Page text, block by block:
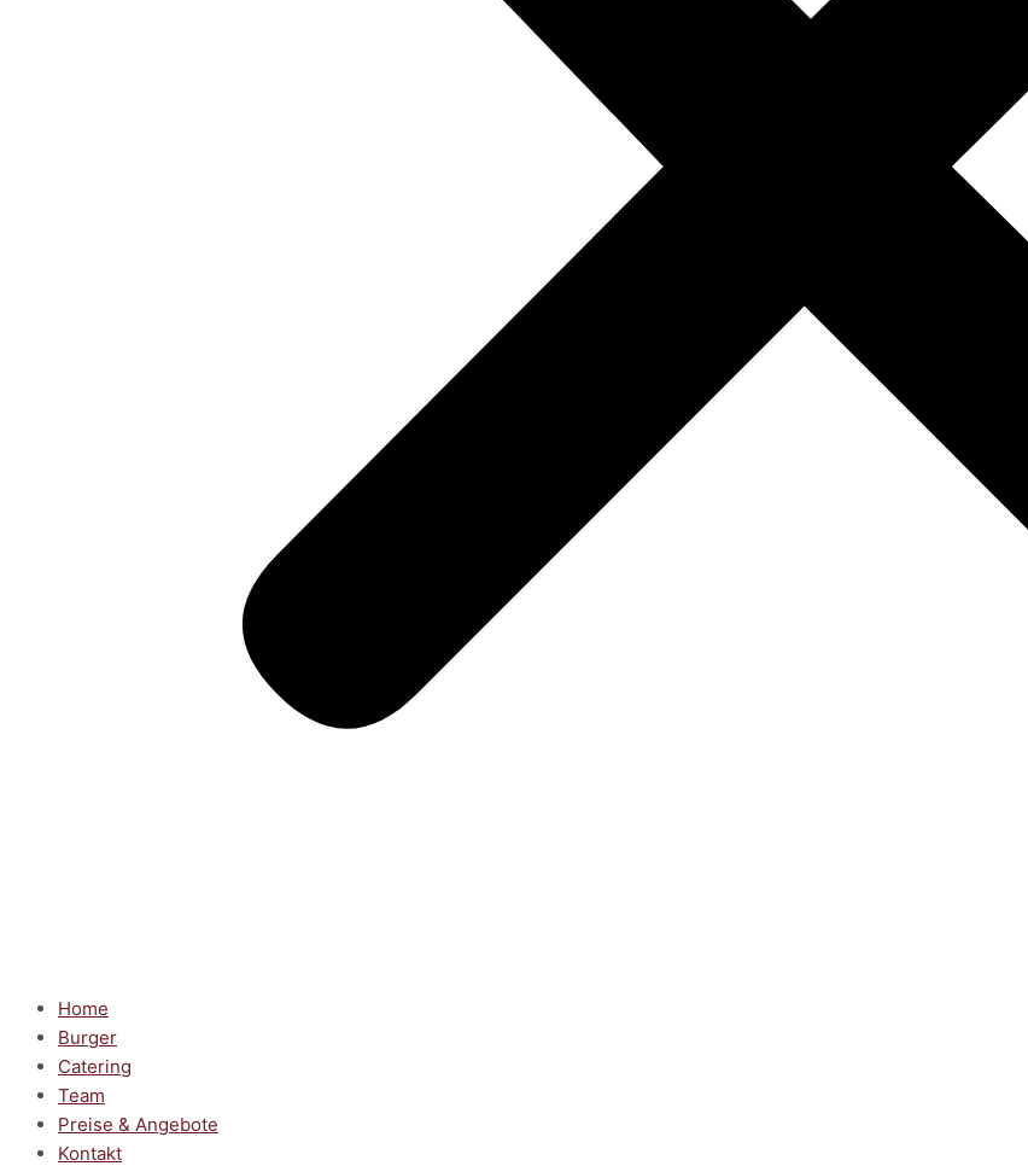
Home
Burger
Catering
Team
Preise & Angebote
Kontakt